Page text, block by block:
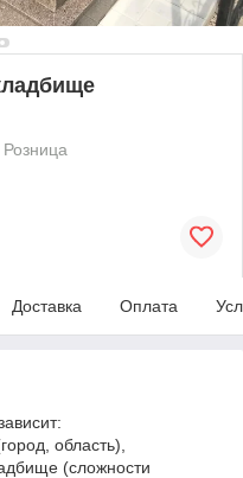
Розница
Доставка Оплата
область),
(сложности